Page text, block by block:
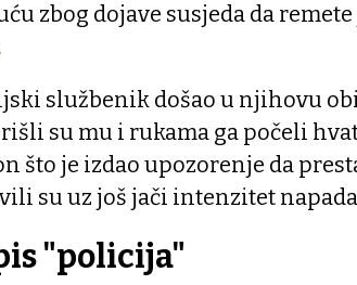
zbog dojave susjeda da
službenik došao u njihovu
su mu i rukama ga počeli
što je izdao upozorenje da
su uz još jači intenzitet
"policija"